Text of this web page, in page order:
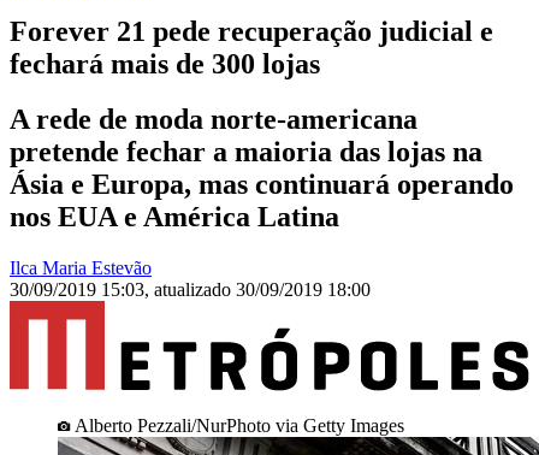
Forever 21 pede recuperação judicial e
fechará mais de 300 lojas
A rede de moda norte-americana
pretende fechar a maioria das lojas na
Ásia e Europa, mas continuará operando
nos EUA e América Latina
Ilca Maria Estevão
30/09/2019 15:03, atualizado 30/09/2019 18:00
Alberto Pezzali/NurPhoto via Getty Images